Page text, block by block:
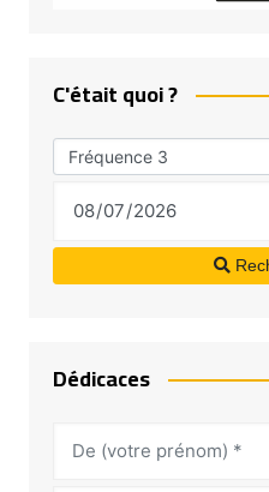
C'était quoi ?
Dédicaces